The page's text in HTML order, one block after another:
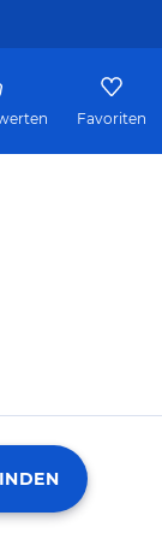
Favoriten